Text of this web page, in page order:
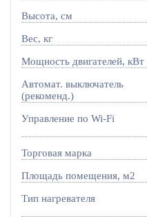
Высота, см
Вес, кг
Мощность двигателей, кВт
Автомат. выключатель
(рекоменд.)
Управление по Wi-Fi
Торговая марка
Площадь помещения, м2
Тип нагревателя